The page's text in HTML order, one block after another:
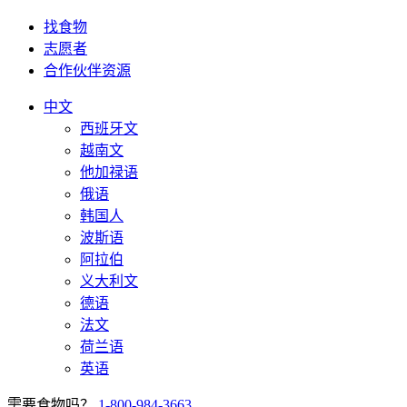
找食物
志愿者
合作伙伴资源
中文
西班牙文
越南文
他加禄语
俄语
韩国人
波斯语
阿拉伯
义大利文
德语
法文
荷兰语
英语